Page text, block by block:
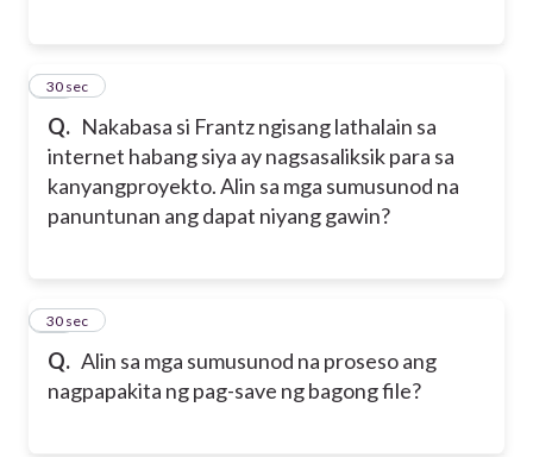
Q. Nakabasa si Frantz ngisang lathalain sa
internet habang siya ay nagsasaliksik para sa
kanyangproyekto. Alin sa mga sumusunod na
panuntunan ang dapat niyang gawin?
11
30 sec
Q. Alin sa mga sumusunod na proseso ang
nagpapakita ng pag-save ng bagong file?
12
30 sec